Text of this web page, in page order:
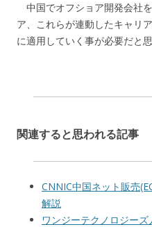
中国でオフショア開発会社
ア、これらが連動したキャリ
に適用していく事が必要だと思
関連すると思われる記事
CNNIC中国ネット販売
解説
ワンジーテクノロジー